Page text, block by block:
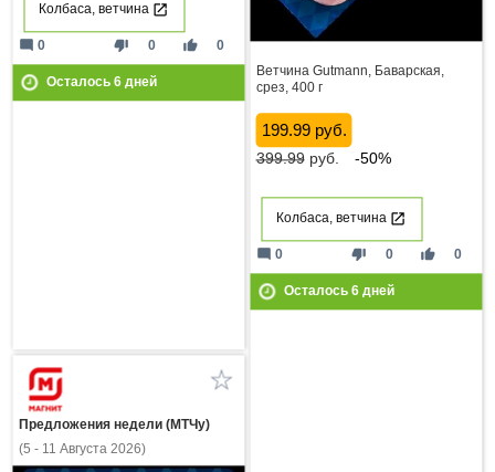
Колбаса, ветчина
thumb_down 0 thumb_up 0
mode_comment 0
Осталось 6дней
Ветчина Gutmann, Баварская,
срез, 400 г
199.99 руб.
399.99руб. -50%
Колбаса, ветчина
thumb_down 0 thumb_up 0
mode_comment 0
Осталось 6дней
Предложения недели (МТЧу)
(5 - 11 Августа 2026)